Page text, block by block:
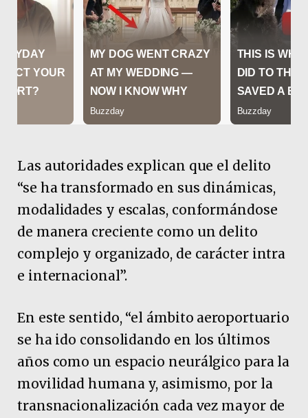
Las autoridades explican que el delito
“se ha transformado en sus dinámicas,
modalidades y escalas, conformándose
de manera creciente como un delito
complejo y organizado, de carácter intra
e internacional”.
En este sentido, “el ámbito aeroportuario
se ha ido consolidando en los últimos
años como un espacio neurálgico para la
movilidad humana y, asimismo, por la
transnacionalización cada vez mayor de